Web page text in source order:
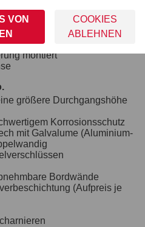
montiert
größere Durchgangshöhe
Korrosionsschutz
mit Galvalume (Aluminium-
Bordwände
(Aufpreis je
VON
COOKIES
ABLEHNEN